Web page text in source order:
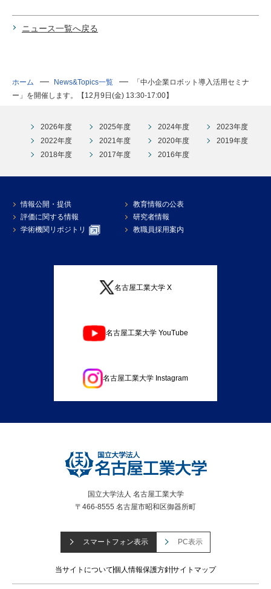
ニュース一覧へ戻る
ホーム News&Topics一覧
「中小企業ロボット導入活用セミナ
ー」を開催します。【12月9日(金) 13:30-17:00】
2026年度 2025年度 2024年度
2023年度
2022年度
2021年度 2020年度
2019年度
2018年度
2017年度 2016年度
情報公開・提供
教育情報の公表
評価に関する情報
研究者情報
学術機関リポジトリ
教職員採用案内
名古屋工業大学 X
名古屋工業大学 YouTube
名古屋工業大学 Instagram
国立大学法人 名古屋工業大学
〒466-8555 名古屋市昭和区御器所町
スマートフォン表示 PC表示
当サイトについて個人情報保護方針サイトマップ